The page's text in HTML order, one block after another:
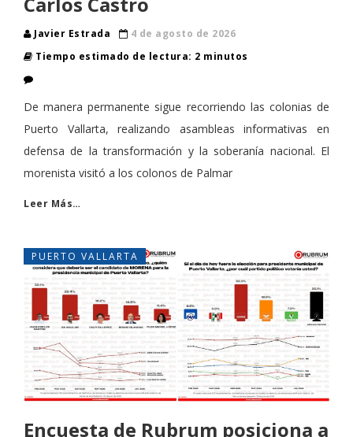
Javier Estrada
4 de agosto de 2026
Tiempo estimado de lectura: 2 minutos
De manera permanente sigue recorriendo las colonias de
Puerto Vallarta, realizando asambleas informativas en
defensa de la transformación y la soberanía nacional. El
morenista visitó a los colonos de Palmar
Leer Más…
PUERTO VALLARTA
Encuesta de Rubrum posiciona a